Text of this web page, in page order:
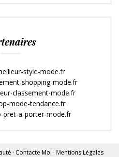
style-mode.fr
shopping-mode.fr
classement-mode.fr
mode-tendance.fr
pret-a-porter-mode.fr
· Contacte Moi · Mentions Légales